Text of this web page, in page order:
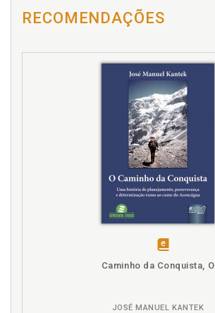
RECOMENDAÇÕES
Caminho da Conquista, O
JOSÉ MANUEL KANTEK